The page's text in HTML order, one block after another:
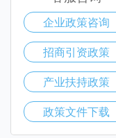
企业政策咨询
招商引资政策
产业扶持政策
政策文件下载